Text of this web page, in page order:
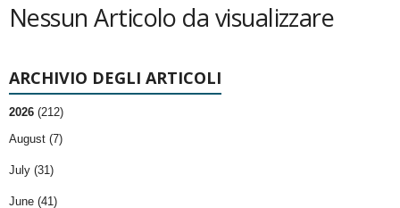
Nessun Articolo da visualizzare
ARCHIVIO DEGLI ARTICOLI
2026 (212)
August (7)
July (31)
June (41)